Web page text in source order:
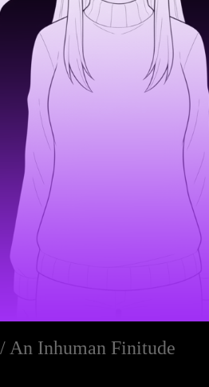
An Inhuman Finitude